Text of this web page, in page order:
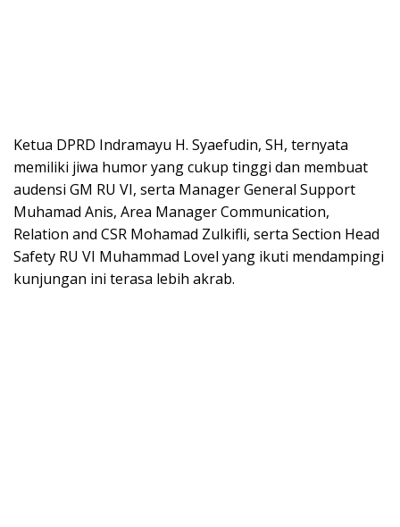
Ketua DPRD Indramayu H. Syaefudin, SH, ternyata
memiliki jiwa humor yang cukup tinggi dan membuat
audensi GM RU VI, serta Manager General Support
Muhamad Anis, Area Manager Communication,
Relation and CSR Mohamad Zulkifli, serta Section Head
Safety RU VI Muhammad Lovel yang ikuti mendampingi
kunjungan ini terasa lebih akrab.